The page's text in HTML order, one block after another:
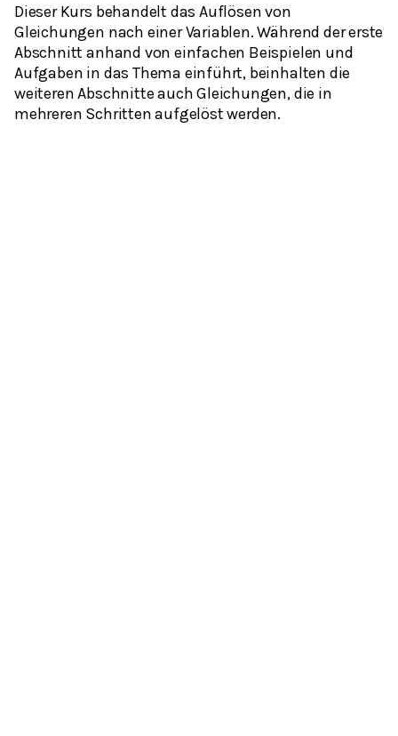
Dieser Kurs behandelt das Auflösen von
Gleichungen nach einer Variablen. Während der erste
Abschnitt anhand von einfachen Beispielen und
Aufgaben in das Thema einführt, beinhalten die
weiteren Abschnitte auch Gleichungen, die in
mehreren Schritten aufgelöst werden.